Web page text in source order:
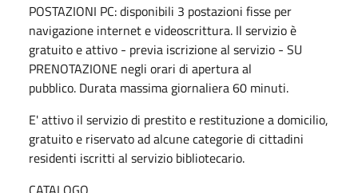
POSTAZIONI PC: disponibili 3 postazioni fisse per
navigazione internet e videoscrittura. Il servizio è
gratuito e attivo - previa iscrizione al servizio - SU
PRENOTAZIONE negli orari di apertura al
pubblico. Durata massima giornaliera 60 minuti.
E' attivo il servizio di prestito e restituzione a domicilio,
gratuito e riservato ad alcune categorie di cittadini
residenti iscritti al servizio bibliotecario.